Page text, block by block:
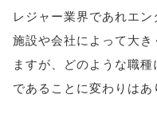
レジャー業界であれエ
施設や会社によって大
ますが、どのような職
であることに変わりはあ